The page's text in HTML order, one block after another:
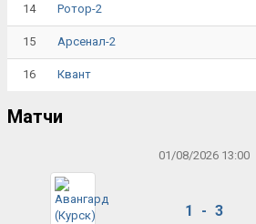
14 Ротор-2
15 Арсенал-2
16 Квант
Матчи
01/08/2026 13:00
1 - 3